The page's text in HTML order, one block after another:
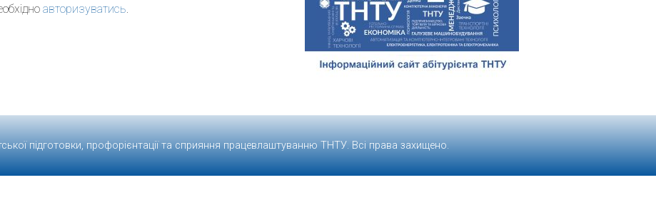
авторизуватись.
підготовки, профорієнтації та сприяння працевлаштуванню ТНТУ. Всі права захищено.